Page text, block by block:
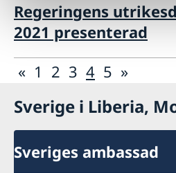
Regeringens
2021 presenterad
« 1 2 3 4 5 »
Sverige i Liberia,
Sveriges ambassad